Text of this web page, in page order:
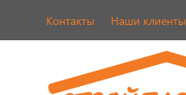
Контакты Наши клиенты